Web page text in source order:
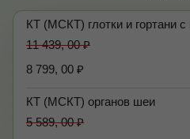
КТ (МСКТ) глотки и гортани с
11 439, 00 ₽
8 799, 00 ₽
КТ (МСКТ) органов шеи
5 589, 00 ₽